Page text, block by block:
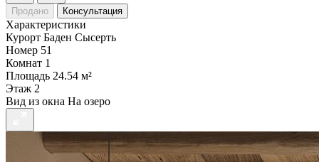
Продано Консультация
Характеристики
Курорт Баден Сысерть
Номер 51
Комнат 1
Площадь 24.54 м²
Этаж 2
Вид из окна На озеро